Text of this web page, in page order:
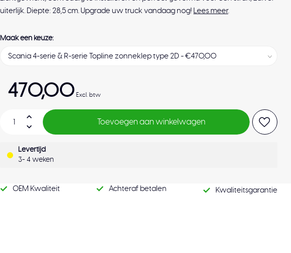
uiterlijk. Diepte: 28,5 cm. Upgrade uw truck vandaag nog! Lees meer.
Maak een keuze:
470,00 Excl. btw
Toevoegen aan winkelwagen
Levertijd
3- 4 weken
OEM Kwaliteit Achteraf betalen Kwaliteitsgarantie